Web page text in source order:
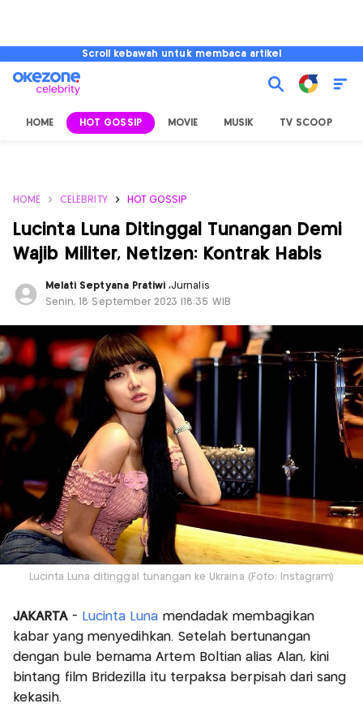
Scroll kebawah untuk membaca artikel
HOME HOT GOSSIP MOVIE MUSIK TV SCOOP
HOME CELEBRITY HOT GOSSIP
Lucinta Luna Ditinggal Tunangan Demi
Wajib Militer, Netizen: Kontrak Habis
Melati Septyana Pratiwi,Jurnalis
Senin, 18 September 2023 |18:35 WIB
Lucinta Luna ditinggal tunangan ke Ukraina (Foto: Instagram)
JAKARTA- Lucinta Luna mendadak membagikan
kabar yang menyedihkan. Setelah bertunangan
dengan bule bernama Artem Boltian alias Alan, kini
bintang film Bridezilla itu terpaksa berpisah dari sang
kekasih.